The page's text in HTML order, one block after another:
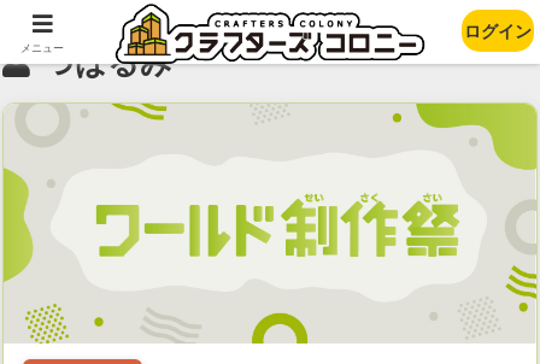
つばるみ
メニュー
ログイン